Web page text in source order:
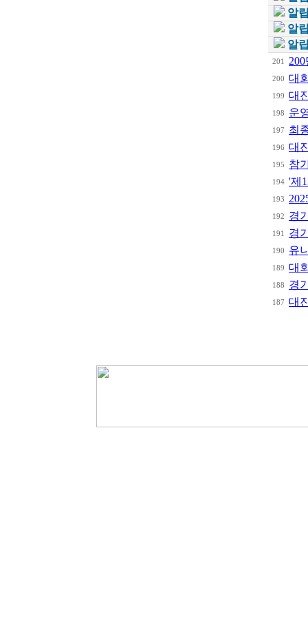
알
알
알
201
200 대
199 대
198 운
197 최
196 대
195 참
194 '제
193
192 경
191 경
190 유
189 대
188 경
187 대